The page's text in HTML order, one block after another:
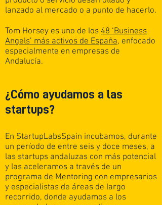
lanzado al mercado o a punto de hacerlo.
Tom Horsey es uno de los 48 ‘Business
Angels’ más activos de España, enfocado
especialmente en empresas de
Andalucía.
¿Cómo ayudamos a las
startups?
En StartupLabsSpain incubamos, durante
un período de entre seis y doce meses, a
las startups andaluzas con más potencial
y las aceleramos a través de un
programa de Mentoring con empresarios
y especialistas de áreas de largo
recorrido, donde ayudamos a los